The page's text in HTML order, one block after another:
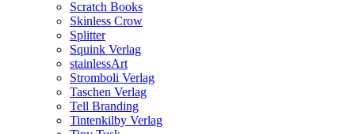
Scratch Books
Skinless Crow
Splitter
Squink Verlag
stainlessArt
Stromboli Verlag
Taschen Verlag
Tell Branding
Tintenkilby Verlag